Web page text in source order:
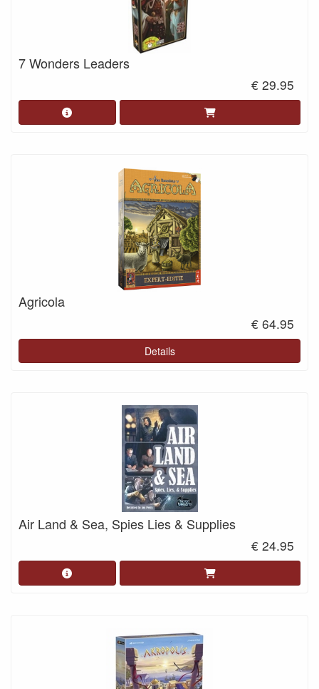
7 Wonders Leaders
€ 29.95
Agricola
€ 64.95
Details
Air Land & Sea, Spies Lies & Supplies
€ 24.95